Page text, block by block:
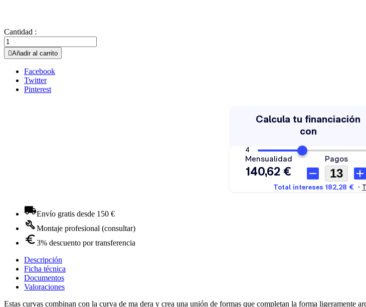
Cantidad :
Añadir al carrito
Facebook
Twitter
Pinterest
Envío gratis desde 150 €
Montaje profesional (consultar)
3% descuento por transferencia
Descripción
Ficha técnica
Documentos
Valoraciones
Estas curvas combinan con la curva de ma dera y crea una unión de formas que completan la forma ligeramente